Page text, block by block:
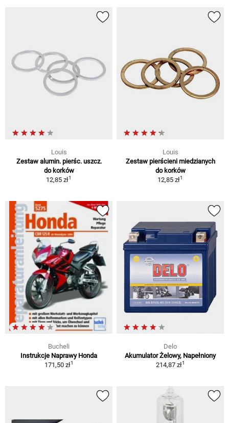
Louis
Zestaw alumin. pierśc. uszcz.
do korków
12,85 zł1
Louis
Zestaw pierścieni miedzianych
do korków
12,85 zł1
Bucheli
Instrukcje Naprawy Honda
171,50 zł1
Delo
Akumulator Żelowy, Napełniony
214,87 zł1